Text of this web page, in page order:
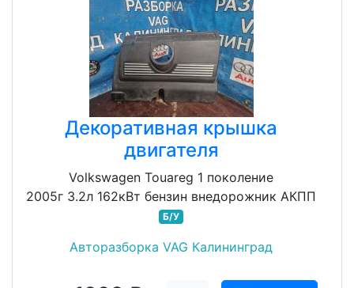
Декоративная крышка
двигателя
Volkswagen Touareg 1 поколение
2005г 3.2л 162кВт бензин внедорожник АКПП
Б/У
Авторазборка VAG Калининград